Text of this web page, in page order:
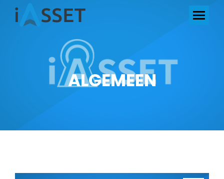
ALGEMEEN